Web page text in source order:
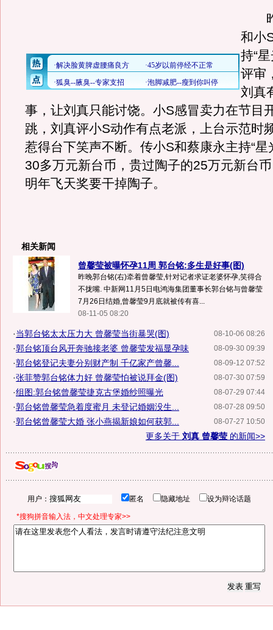
昨
和小
持“
评审
刘真
事，让刘真只能讨饶。小S感冒卖力在节目
跳，刘真评小S动作有点老派，上台示范时
惹得台下笑声不断。传小S和蔡康永主持“星
30多万元新台币，贵过陶子的25万元新台
明年飞天奖要干掉陶子。
相关新闻
曾馨莹被曝怀孕11周 郭台铭:多生是好事(图)
昨晚郭台铭(右)牵着曾馨莹,针对记者求证老婆怀孕,笑得合
不拢嘴. 中新网11月5日电鸿海集团董事长郭台铭与曾馨莹
7月26日结婚,曾馨莹9月底就被传有喜...
08-11-05 08:20
08-10-06 08:26
·当郭台铭太太压力大 曾馨莹当街暴哭(图)
08-09-30 09:39
·郭台铭顶台风开奔驰接老婆 曾馨莹发福显孕味
08-09-12 07:52
·郭台铭登记夫妻分别财产制 千亿家产曾馨...
08-07-30 07:59
·张菲赞郭台铭体力好 曾馨莹怕被说拜金(图)
08-07-29 07:44
·组图:郭台铭曾馨莹捷克古堡婚纱照曝光
08-07-28 09:50
·郭台铭曾馨莹急着度蜜月 未登记婚姻没生...
08-07-27 10:50
·郭台铭曾馨莹大婚 张小燕揭新娘如何获郭...
更多关于 刘真 曾馨莹 的新闻>>
用户： 匿名 隐藏地址 设为辩论话题
*搜狗拼音输入法，中文处理专家>>